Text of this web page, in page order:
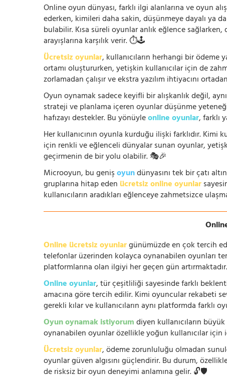
Online oyun dünyası, farklı ilgi alanlarına ve oyun
ederken, kimileri daha sakin, düşünmeye dayalı ya
bulabilir. Kısa süreli oyunlar anlık eğlence
arayışlarına karşılık verir. ⏱️🕹️
Ücretsiz oyunlar, kullanıcıların herhangi bir
ortamı oluştururken, yetişkin kullanıcılar için de
zorlamadan çalışır ve ekstra yazılım ihtiyacını
Oyun oynamak sadece keyifli bir alışkanlık değil,
strateji ve planlama içeren oyunlar düşünme
hafızayı destekler. Bu yönüyleonline oyunlar, farklı
Her kullanıcının oyunla kurduğu ilişki farklıdır. Kimi
için renkli ve eğlenceli dünyalar sunan oyunlar,
geçirmenin de bir yolu olabilir. 🎭🎉
Microoyun, bu genişoyundünyasını tek bir çatı
gruplarına hitap eden ücretsiz online oyunlar
kullanıcıların aradıkları eğlenceye zahmetsizce
Online ücretsiz oyunlargünümüzde en çok tercih
telefonlar üzerinden kolayca oynanabilen oyunları
platformlarına olan ilgiyi her geçen gün
Online oyunlar, tür çeşitliliği sayesinde farklı
amacına göre tercih edilir. Kimi oyuncular rekabeti
gerekli kılar ve kullanıcıların aynı platformda farklı
Oyun oynamak istiyorumdiyen kullanıcıların
oynanabilen oyunlar özellikle yoğun kullanıcılar
Ücretsiz oyunlar, ödeme zorunluluğu olmadan
oyunlar güven algısını güçlendirir. Bu durum,
de risksiz bir oyun deneyimi anlamına gelir. 🔓🛡️